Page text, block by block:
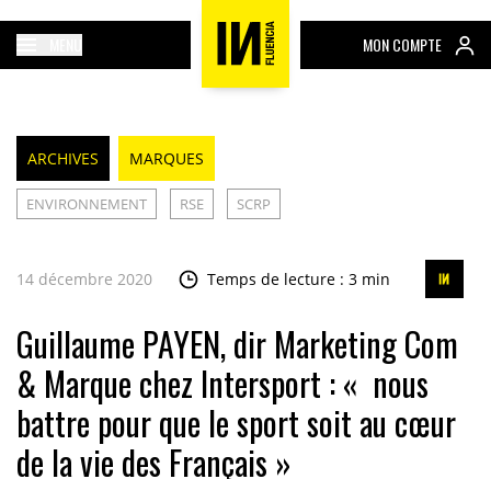
MON COMPTE
ARCHIVES MARQUES
ENVIRONNEMENT RSE SCRP
14 décembre 2020 Temps de lecture : 3 min
Guillaume PAYEN, dir Marketing Com
& Marque chez Intersport : « nous
battre pour que le sport soit au cœur
de la vie des Français »